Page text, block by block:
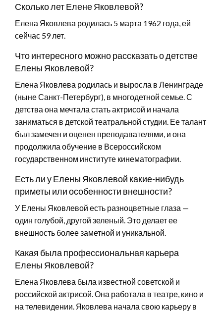
Сколько лет Елене Яковлевой?
Елена Яковлева родилась 5 марта 1962 года, ей
сейчас 59 лет.
Что интересного можно рассказать о детстве
Елены Яковлевой?
Елена Яковлева родилась и выросла в Ленинграде
(ныне Санкт-Петербург), в многодетной семье. С
детства она мечтала стать актрисой и начала
заниматься в детской театральной студии. Ее талант
был замечен и оценен преподавателями, и она
продолжила обучение в Всероссийском
государственном институте кинематографии.
Есть ли у Елены Яковлевой какие-нибудь
приметы или особенности внешности?
У Елены Яковлевой есть разноцветные глаза —
один голубой, другой зеленый. Это делает ее
внешность более заметной и уникальной.
Какая была профессиональная карьера
Елены Яковлевой?
Елена Яковлева была известной советской и
российской актрисой. Она работала в театре, кино и
на телевидении. Яковлева начала свою карьеру в